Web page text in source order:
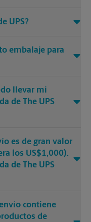
UPS?
embalaje para
llevar mi
de The UPS
es de gran valor
los US$1,000).
de The UPS
contiene
de